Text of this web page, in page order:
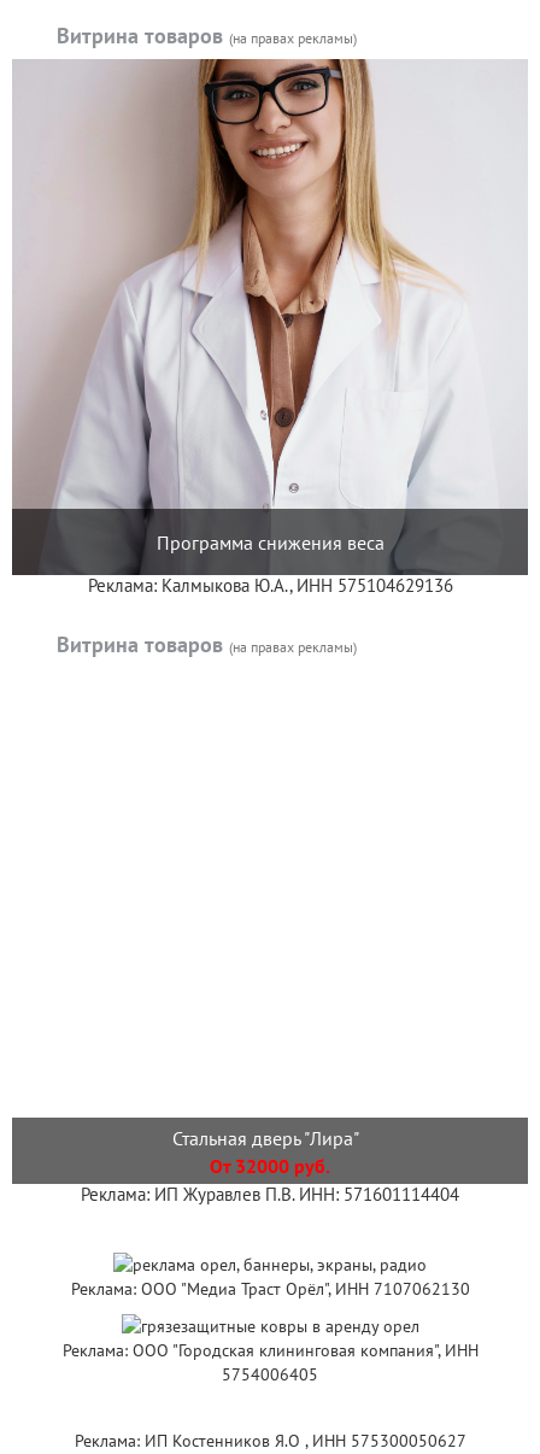
Витрина товаров (на правах рекламы)
Программа снижения веса
Реклама: Калмыкова Ю.А., ИНН 575104629136
Витрина товаров (на правах рекламы)
Стальная дверь "Лира"
От 32000 руб.
Реклама: ИП Журавлев П.В. ИНН: 571601114404
Реклама: ООО "Медиа Траст Орёл", ИНН 7107062130
Реклама: ООО "Городская клининговая компания", ИНН
5754006405
Реклама: ИП Костенников Я.О , ИНН 575300050627